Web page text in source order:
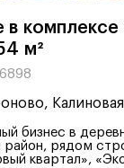
м²
бизнес в
район, рядом
квартал»,